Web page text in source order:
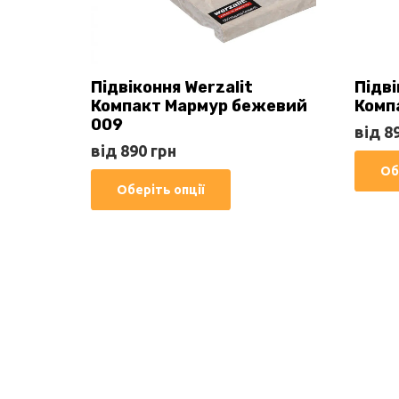
Підвіконня Werzalit
Компакт Мармур бежевий
009
від 890 грн
Оберіть опції
товар
від